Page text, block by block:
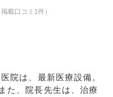
載口コミ1件）
院は、最新医療設備。
た、院長先生は、治療